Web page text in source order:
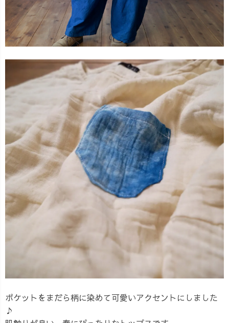
ポケットをまだら柄に染めて可愛いアクセントにしました
♪